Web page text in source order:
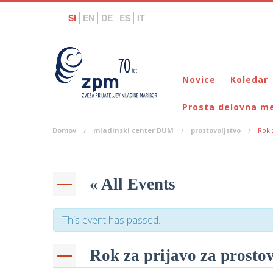
SI EN DE ES IT
Novice Koledar
Prosta delovna
Domov mladinski center DUM prostovoljstvo Rok
« All Events
This event has passed.
Rok za prijavo za